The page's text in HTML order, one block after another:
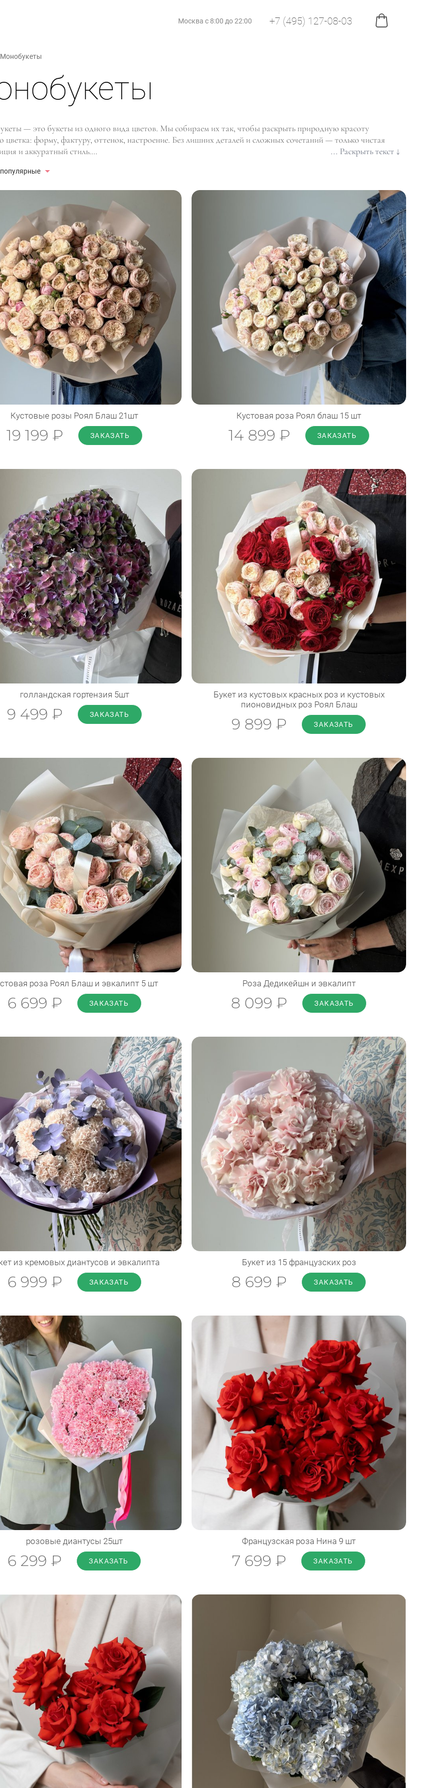
Москва с 8:00 до 22:00 +7 (495) 127-08-03
Монобукеты
— это букеты из одного вида цветов. Мы собираем их так, чтобы раскрыть природную красоту
цветка: форму, фактуру, оттенок, настроение. Без лишних деталей и сложных сочетаний — только чистая
и аккуратный стиль.
... Раскрыть текст ↓
Диаметр: 55 см Высота: 50 см
ПОДРОБНЕЕ
Кустовые розы Роял Блаш 21шт
19 199 ₽ ЗАКАЗАТЬ
Диаметр: 35 см Высота: 50 см
ПОДРОБНЕЕ
Кустовая роза Роял блаш 15 шт
14 899 ₽ ЗАКАЗАТЬ
Диаметр: 45 см Высота: 50 см
ПОДРОБНЕЕ
голландская гортензия 5шт
9 499 ₽ ЗАКАЗАТЬ
Диаметр: 35 см Высота: 50 см
ПОДРОБНЕЕ
Букет из кустовых красных роз и кустовых
пионовидных роз Роял Блаш
9 899 ₽ ЗАКАЗАТЬ
Диаметр: 35 см Высота: 50 см
ПОДРОБНЕЕ
роза Роял Блаш и эвкалипт 5 шт
6 699 ₽ ЗАКАЗАТЬ
Диаметр: 35 см Высота: 50 см
ПОДРОБНЕЕ
Роза Дедикейшн и эвкалипт
8 099 ₽ ЗАКАЗАТЬ
Диаметр: 45 см Высота: 50 см
ПОДРОБНЕЕ
из кремовых диантусов и эвкалипта
6 999 ₽ ЗАКАЗАТЬ
Диаметр: 50 см Высота: 50 см
ПОДРОБНЕЕ
Букет из 15 французских роз
8 699 ₽ ЗАКАЗАТЬ
Диаметр: 35 см Высота: 50 см
ПОДРОБНЕЕ
розовые диантусы 25шт
6 299 ₽ ЗАКАЗАТЬ
Диаметр: 45 см Высота: 50 см
ПОДРОБНЕЕ
Французская роза Нина 9 шт
7 699 ₽ ЗАКАЗАТЬ
Диаметр: 35 см Высота: 50 см
ПОДРОБНЕЕ
Диаметр: 45 см Высота: 50 см
ПОДРОБНЕЕ